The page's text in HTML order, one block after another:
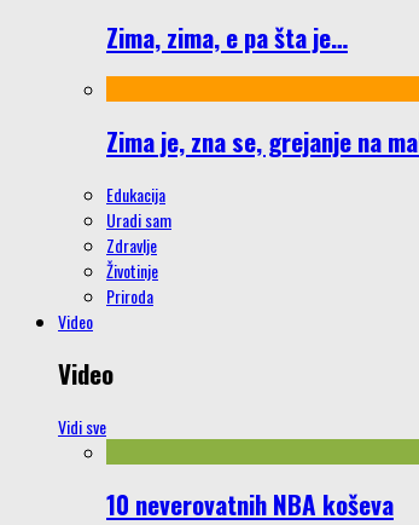
Zima, zima, e pa šta je…
Zima je, zna se, grejanje na
Edukacija
Uradi sam
Zdravlje
Životinje
Priroda
Video
Video
Vidi sve
10 neverovatnih NBA koševa